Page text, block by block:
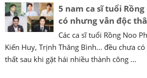
5 nam ca sĩ tuổi
có nhưng vẫn độc
Các ca sĩ tuổi Rồng Noo
Kiến Huy, Trịnh Thăng Bình... đều chưa
thất sau khi gặt hái nhiều thành công ...